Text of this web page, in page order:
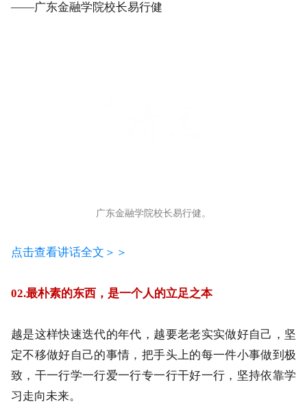
——广东金融学院校长易行健
广东金融学院校长易行健。
点击查看讲话全文＞＞
02.最朴素的东西，是一个人的立足之本
越是这样快速迭代的年代，越要老老实实做好自己，坚
定不移做好自己的事情，把手头上的每一件小事做到极